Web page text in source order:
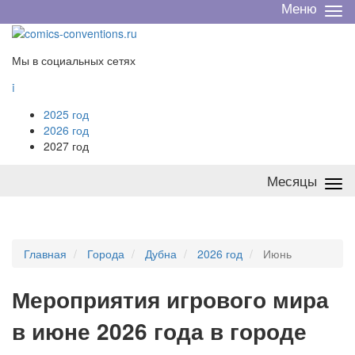
/
Меню
Мы в социальных сетях

2025 год
2026 год
2027 год
Месяцы
Главная Города Дубна 2026 год Июнь
Мероприятия игрового мира
в июне 2026 года в городе